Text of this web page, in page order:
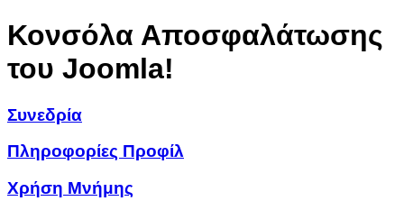
Κονσόλα Αποσφαλάτωσης
του Joomla!
Συνεδρία
Πληροφορίες Προφίλ
Χρήση Μνήμης